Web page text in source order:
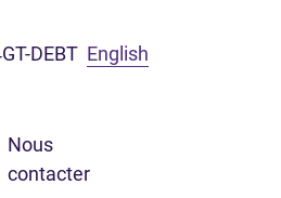
DEBT English
Nous
contacter